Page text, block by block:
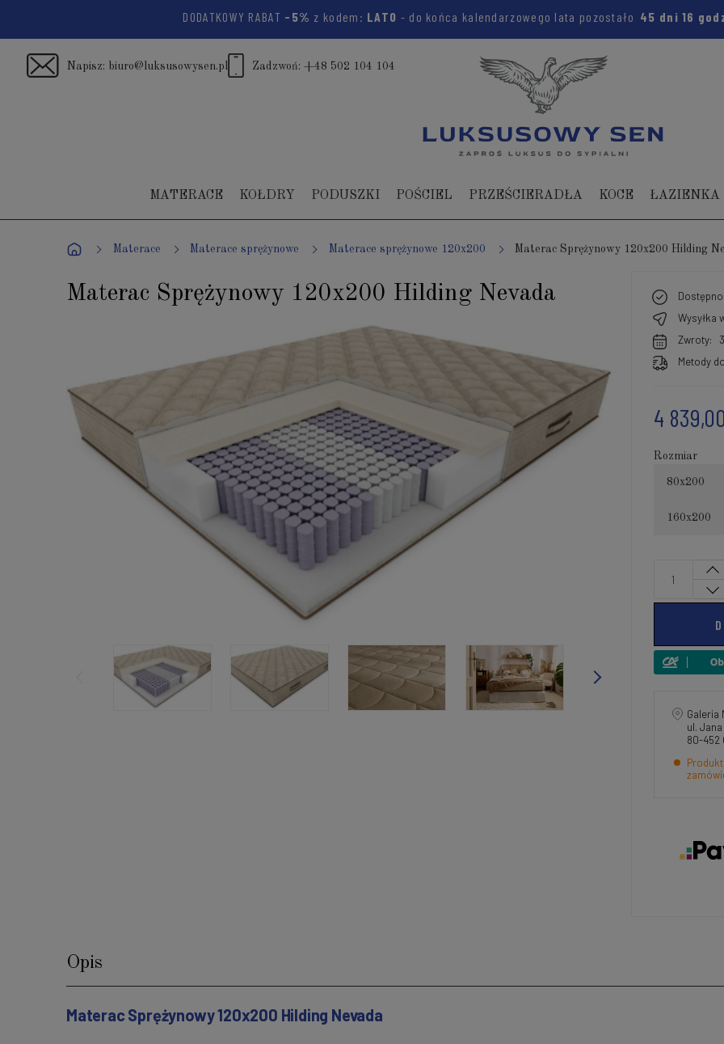
DODATKOWY RABAT -5% z kodem: LATO - do końca kalendarzowego lata pozostało 45 dni 16
Napisz: biuro@luksusowysen.pl Zadzwoń: +48 502 104 104
MATERACE KOŁDRY PODUSZKI POŚCIEL PRZEŚCIERADŁA KOCE ŁAZIENKA
Materace Materace sprężynowe Materace sprężynowe 120x200 Materac Sprężynowy 120x200 Hilding
Materac Sprężynowy 120x200 Hilding Nevada
Wysyłka
Zwroty:
Metody
4
Rozmiar
80x200
160x200
Galeria
ul.
80-452
Opis
Materac Sprężynowy 120x200 Hilding Nevada